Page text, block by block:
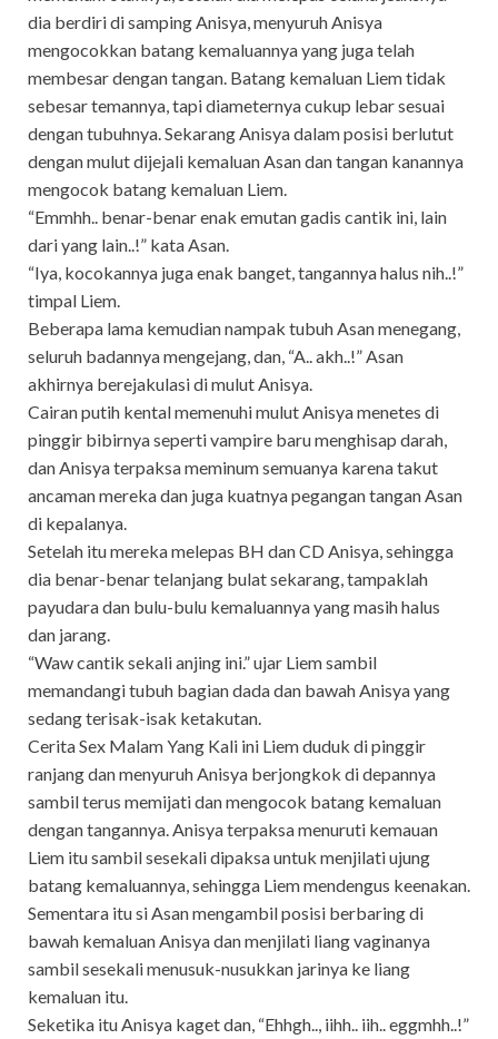
dia berdiri di samping Anisya, menyuruh Anisya
mengocokkan batang kemaluannya yang juga telah
membesar dengan tangan. Batang kemaluan Liem tidak
sebesar temannya, tapi diameternya cukup lebar sesuai
dengan tubuhnya. Sekarang Anisya dalam posisi berlutut
dengan mulut dijejali kemaluan Asan dan tangan kanannya
mengocok batang kemaluan Liem.
“Emmhh.. benar-benar enak emutan gadis cantik ini, lain
dari yang lain..!” kata Asan.
“Iya, kocokannya juga enak banget, tangannya halus nih..!”
timpal Liem.
Beberapa lama kemudian nampak tubuh Asan menegang,
seluruh badannya mengejang, dan, “A.. akh..!” Asan
akhirnya berejakulasi di mulut Anisya.
Cairan putih kental memenuhi mulut Anisya menetes di
pinggir bibirnya seperti vampire baru menghisap darah,
dan Anisya terpaksa meminum semuanya karena takut
ancaman mereka dan juga kuatnya pegangan tangan Asan
di kepalanya.
Setelah itu mereka melepas BH dan CD Anisya, sehingga
dia benar-benar telanjang bulat sekarang, tampaklah
payudara dan bulu-bulu kemaluannya yang masih halus
dan jarang.
“Waw cantik sekali anjing ini.” ujar Liem sambil
memandangi tubuh bagian dada dan bawah Anisya yang
sedang terisak-isak ketakutan.
Cerita Sex Malam Yang Kali ini Liem duduk di pinggir
ranjang dan menyuruh Anisya berjongkok di depannya
sambil terus memijati dan mengocok batang kemaluan
dengan tangannya. Anisya terpaksa menuruti kemauan
Liem itu sambil sesekali dipaksa untuk menjilati ujung
batang kemaluannya, sehingga Liem mendengus keenakan.
Sementara itu si Asan mengambil posisi berbaring di
bawah kemaluan Anisya dan menjilati liang vaginanya
sambil sesekali menusuk-nusukkan jarinya ke liang
kemaluan itu.
Seketika itu Anisya kaget dan, “Ehhgh.., iihh.. iih.. eggmhh..!”